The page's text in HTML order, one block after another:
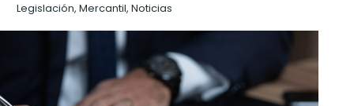
Legislación, Mercantil, Noticias